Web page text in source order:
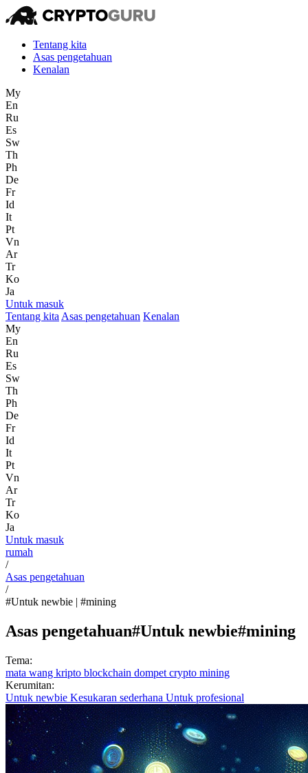
Tentang kita
Asas pengetahuan
Kenalan
My
En
Ru
Es
Sw
Th
Ph
De
Fr
Id
It
Pt
Vn
Ar
Tr
Ko
Ja
Untuk masuk
Tentang kita Asas pengetahuan Kenalan
My
En
Ru
Es
Sw
Th
Ph
De
Fr
Id
It
Pt
Vn
Ar
Tr
Ko
Ja
Untuk masuk
rumah
/
Asas pengetahuan
/
#Untuk newbie | #mining
Asas pengetahuan#Untuk newbie#mining
Tema:
mata wang kripto blockchain dompet crypto mining
Kerumitan:
Untuk newbie Kesukaran sederhana Untuk profesional